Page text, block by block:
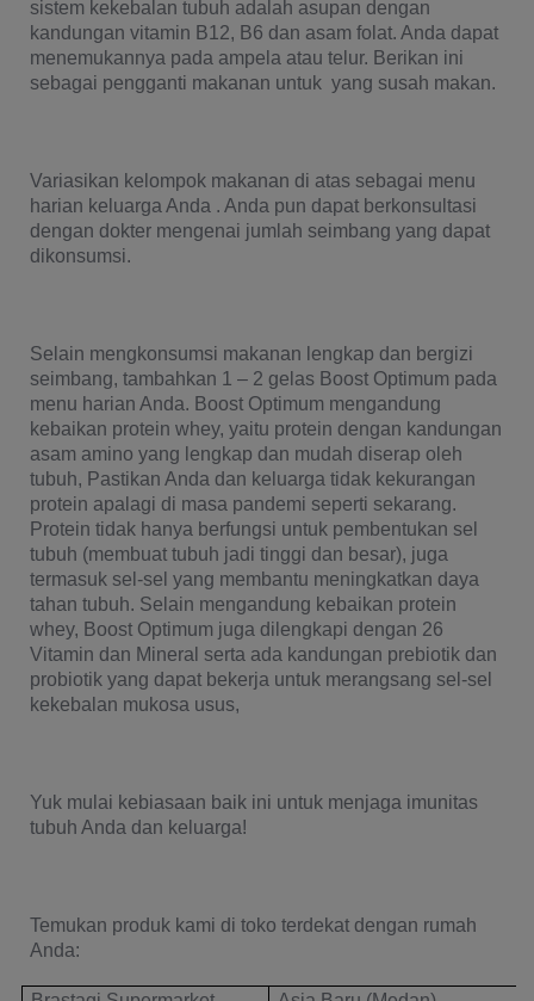
sistem kekebalan tubuh adalah asupan dengan
kandungan vitamin B12, B6 dan asam folat. Anda dapat
menemukannya pada ampela atau telur. Berikan ini
sebagai pengganti makanan untuk  yang susah makan.
Variasikan kelompok makanan di atas sebagai menu
harian keluarga Anda . Anda pun dapat berkonsultasi
dengan dokter mengenai jumlah seimbang yang dapat
dikonsumsi.
Selain mengkonsumsi makanan lengkap dan bergizi
seimbang, tambahkan 1 – 2 gelas Boost Optimum pada
menu harian Anda. Boost Optimum mengandung
kebaikan protein whey, yaitu protein dengan kandungan
asam amino yang lengkap dan mudah diserap oleh
tubuh, Pastikan Anda dan keluarga tidak kekurangan
protein apalagi di masa pandemi seperti sekarang.
Protein tidak hanya berfungsi untuk pembentukan sel
tubuh (membuat tubuh jadi tinggi dan besar), juga
termasuk sel-sel yang membantu meningkatkan daya
tahan tubuh. Selain mengandung kebaikan protein
whey, Boost Optimum juga dilengkapi dengan 26
Vitamin dan Mineral serta ada kandungan prebiotik dan
probiotik yang dapat bekerja untuk merangsang sel-sel
kekebalan mukosa usus,
Yuk mulai kebiasaan baik ini untuk menjaga imunitas
tubuh Anda dan keluarga!
Temukan produk kami di toko terdekat dengan rumah
Anda: